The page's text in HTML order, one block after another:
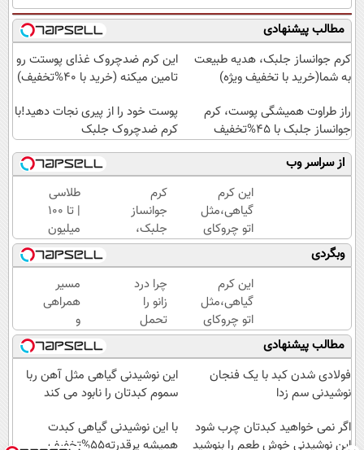
مطالب پیشنهادی
کرم جوانساز جلبک، هدیه طبیعت
به شما(خرید با تخفیف ویژه)
این کرم ضدچروک غذای پوستت رو
تامین میکنه (خرید با 40%تخفیف)
راز طراوت همیشگی پوست، کرم
جوانساز جلبک با 45%تخفیف
پوست خود را از پیری نجات دهید!با
کرم ضدچروک جلبک
از سراسر وب
این کرم
گیاهی،مثل
اتو چروکای
پوستتوصاف
میکنه!50%تخفیف
کرم
جوانساز
جلبک،
هدیه
طبیعت به
شما(خرید
با تخفیف
ویژه)
طلاسی
| تا 100
میلیون
وام
آنی
خرید
طلا💰
ثبت
نام
کن!
وبگردی
این کرم
گیاهی،مثل
اتو چروکای
پوستتوصاف
میکنه!50%تخفیف
چرا درد
زانو را
تحمل
می‌کنی؟
خیلی
ساده
درمنزل
کن
مسیر
همراهی
و
گزارش
عملکرد
گروه
اسنپ
۱۴۰۴
مطالب پیشنهادی
فولادی شدن کبد با یک فنجان
نوشیدنی سم زدا
این نوشیدنی گیاهی مثل آهن ربا
سموم کبدتان را نابود می کند
اگر نمی خواهید کبدتان چرب شود
این نوشیدنی خوش طعم را بنوشید
با این نوشیدنی گیاهی کبدت
همیشه پرقدرته55%تخفیف